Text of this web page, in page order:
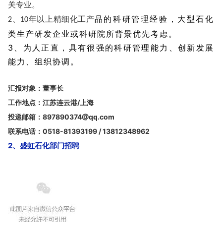
关专业。
2、 10年以上精细化工产品的科研管理经验，大型石化
类生产研发企业或科研院所背景优先考虑。
3、为人正直，具有很强的科研管理能力、创新发展
能力、组织协调。
汇报对象：董事长
工作地点：江苏连云港/上海
投递邮箱：897890374@qq.com
联系电话：0518-81393199 / 13812348962
2、盛虹石化部门招聘